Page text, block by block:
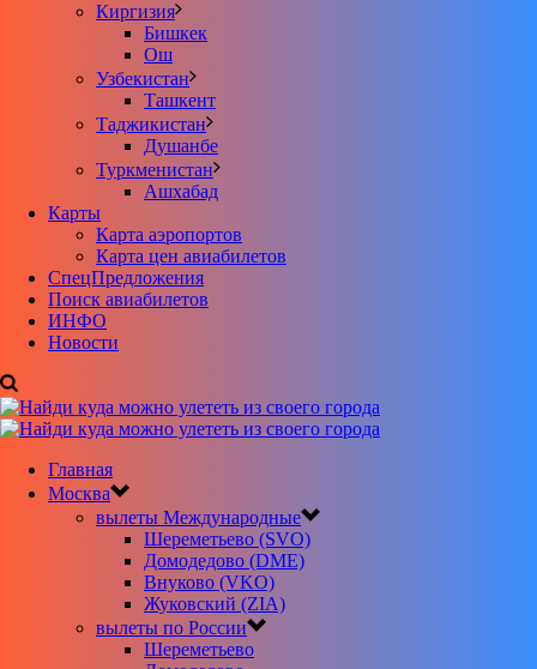
Киргизия
Бишкек
Ош
Узбекистан
Ташкент
Таджикистан
Душанбе
Туркменистан
Ашхабад
Карты
Карта аэропортов
Карта цен авиабилетов
CпецПредложения
Поиск авиабилетов
ИНФО
Новости
Главная
Москва
вылеты Международные
Шереметьево (SVO)
Домодедово (DME)
Внуково (VKO)
Жуковский (ZIA)
вылеты по России
Шереметьево